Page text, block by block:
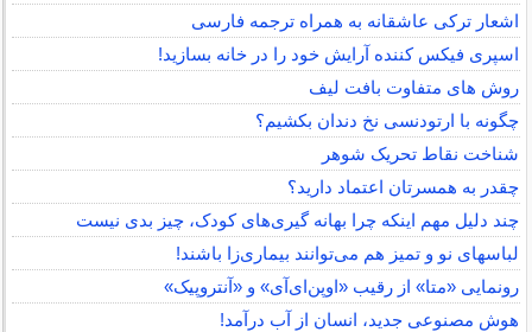
اشعار ترکی عاشقانه به همراه ترجمه فارسی
اسپری فیکس کننده آرایش خود را در خانه بسازید!
روش های متفاوت بافت لیف
چگونه با ارتودنسی نخ دندان بکشیم؟
شناخت نقاط تحریک شوهر
چقدر به همسرتان اعتماد دارید؟
چند دلیل مهم اینکه چرا بهانه گیری‌های کودک، چیز بدی نیست
لباس‎های نو و تمیز هم می‌توانند بیماری‌زا باشند!
رونمایی «متا» از رقیب «اوپن‌ای‌آی» و «آنتروپیک»
هوش مصنوعی جدید، انسان از آب درآمد!